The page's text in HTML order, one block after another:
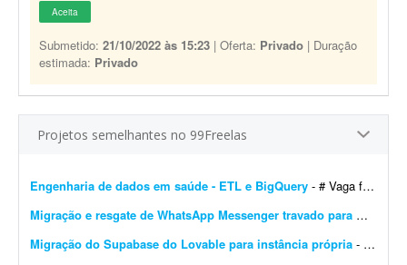
Aceita
Submetido: 21/10/2022 às 15:23 | Oferta: Privado | Duração
estimada: Privado
Projetos semelhantes no 99Freelas
Engenharia de dados em saúde - ETL e BigQuery - # Vaga freelancer - Especialista em Dados de Saúde (Pleno/Sênior) | ETL, BigQuery e Integração de Sistemas ## Sobre o projeto Buscamos um profissional, nível Ple...
Migração e resgate de WhatsApp Messenger travado para WhatsApp Business
Migração do Supabase do Lovable para instância própria - Migração do projeto Supabase atualmente hospedado no Lovable para uma instância própria, sem migração de dados. Escopo do trabalho: - Criar novo projeto no...